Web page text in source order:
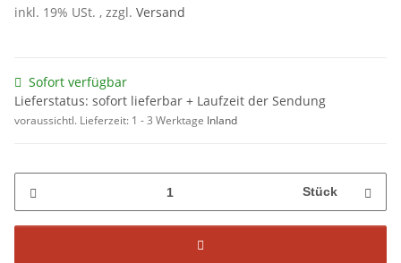
inkl. 19% USt. , zzgl. Versand
Sofort verfügbar
Lieferstatus: sofort lieferbar + Laufzeit der Sendung
voraussichtl. Lieferzeit: 1 - 3 Werktage Inland
Stück